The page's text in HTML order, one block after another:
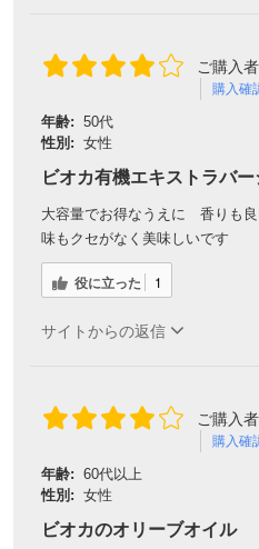
ご購入
購入確
年齢: 50代
性別: 女性
ビオカ有機エキストラバ
大容量でお得なうえに 香りも良
味もクセがなく美味しいです
役に立った 1
サイトからの返信
ご購入
購入確
年齢: 60代以上
性別: 女性
ビオカのオリーブオイル